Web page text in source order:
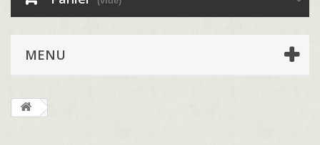
MENU